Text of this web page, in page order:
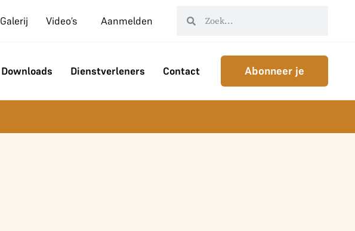
Galerij Video’s Aanmelden
Downloads Dienstverleners Contact Abonneer je